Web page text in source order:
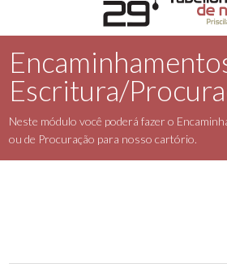
Escritura/
Neste módulo você poderá fazer o
ou de Procuração para nosso cartório.